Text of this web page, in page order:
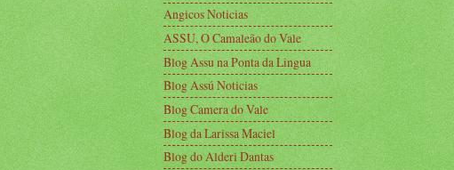
Angicos Noticias
ASSU, O Camaleão do Vale
Blog Assu na Ponta da Lingua
Blog Assú Noticias
Blog Camera do Vale
Blog da Larissa Maciel
Blog do Alderi Dantas